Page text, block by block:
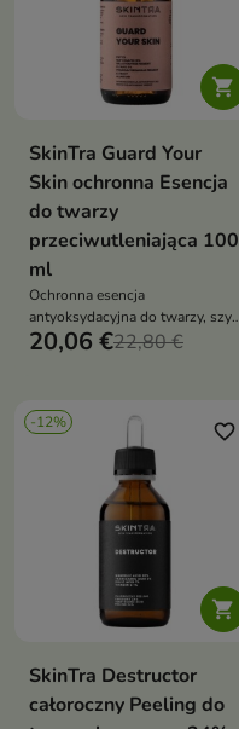

SkinTra Guard Your
Skin ochronna Esencja
do twarzy
przeciwutleniająca 100
ml
Ochronna esencja
antyoksydacyjna do twarzy, szyi
i dekoltu
20,06 €22,80 €
-12%

favorite_border
SkinTra Destructor
całoroczny Peeling do